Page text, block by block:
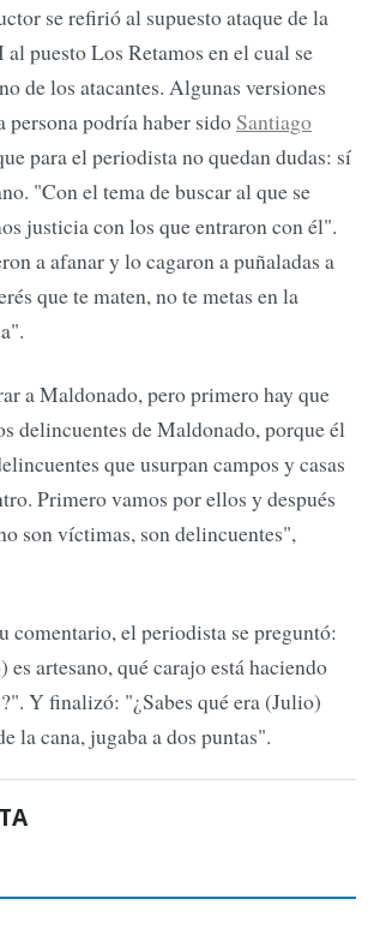
se refirió al supuesto ataque de la
puesto Los Retamos en el cual se
de los atacantes. Algunas versiones
persona podría haber sido Santiago
para el periodista no quedan dudas: sí
"Con el tema de buscar al que se
justicia con los que entraron con él".
a afanar y lo cagaron a puñaladas a
que te maten, no te metas en la
a Maldonado, pero primero hay que
delincuentes de Maldonado, porque él
que usurpan campos y casas
Primero vamos por ellos y después
son víctimas, son delincuentes",
comentario, el periodista se preguntó:
artesano, qué carajo está haciendo
Y finalizó: "¿Sabes qué era (Julio)
la cana, jugaba a dos puntas".